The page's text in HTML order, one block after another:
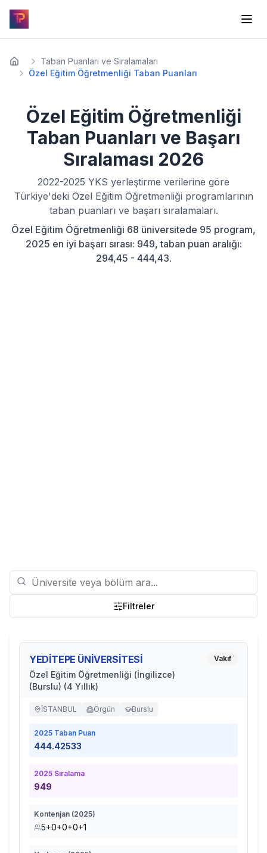
Taban Puanları ve Sıralamaları
Özel Eğitim Öğretmenliği Taban Puanları
Özel Eğitim Öğretmenliği
Taban Puanları ve Başarı
Sıralaması 2026
2022-2025 YKS yerleştirme verilerine göre
Türkiye'deki Özel Eğitim Öğretmenliği programlarının
taban puanları ve başarı sıralamaları.
Özel Eğitim Öğretmenliği 68 üniversitede 95 program,
2025 en iyi başarı sırası: 949, taban puan aralığı:
294,45 - 444,43.
Filtreler
YEDİTEPE ÜNİVERSİTESİ
Özel Eğitim Öğretmenliği (İngilizce)
(Burslu) (4 Yıllık)
Vakıf
İSTANBUL Örgün Burslu
2025 Taban Puan
444.42533
2025 Sıralama
949
Kontenjan (2025)
5+0+0+0+1